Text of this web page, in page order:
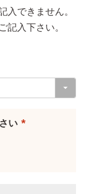
入できません。
記入下さい。
い